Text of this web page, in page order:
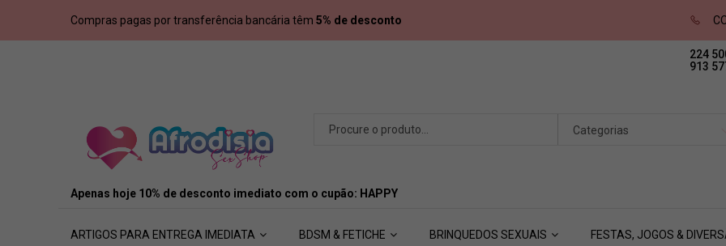
Compras pagas por transferência bancária têm 5% de desconto
224
913
Categorias
Apenas hoje 10% de desconto imediato com o cupão: HAPPY
ARTIGOS PARA ENTREGA IMEDIATA BDSM & FETICHE BRINQUEDOS SEXUAIS FESTAS, JOGOS &